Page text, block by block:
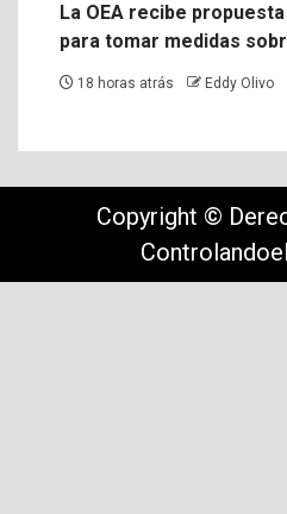
La OEA recibe
para tomar medidas
18 horas atrás Eddy Olivo
Copyright ©